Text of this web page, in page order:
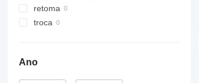
950
953
972
retoma
troca
Ano